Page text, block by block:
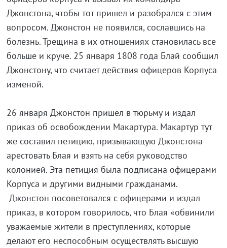
Джонстона, чтобы тот пришел и разобрался с этим
вопросом. Джонстон не появился, сославшись на
болезнь. Трещина в их отношениях становилась все
больше и круче. 25 января 1808 года Блай сообщил
Джонстону, что считает действия офицеров Корпуса
изменой.
26 января Джонстон пришел в тюрьму и издал
приказ об освобождении Макартура. Макартур тут
же составил петицию, призывающую Джонстона
арестовать Блая и взять на себя руководство
колонией. Эта петиция была подписана офицерами
Корпуса и другими видными гражданами.
Джонстон посоветовался с офицерами и издал
приказ, в котором говорилось, что Блая «обвинили
уважаемые жители в преступлениях, которые
делают его неспособным осуществлять высшую